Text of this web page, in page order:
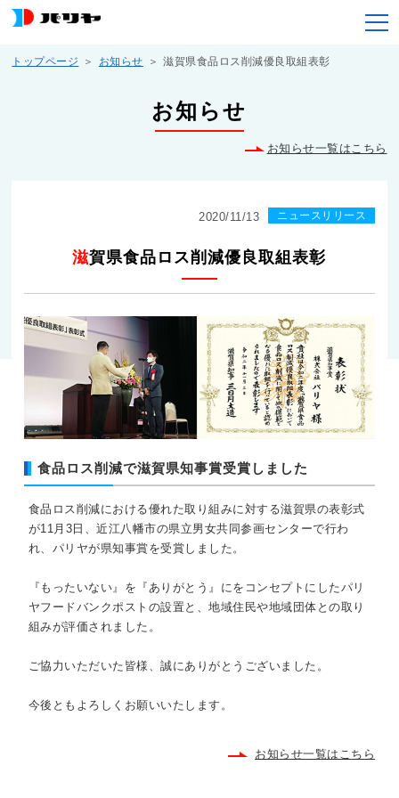
トップページ お知らせ 滋賀県食品ロス削減優良取組表彰
お知らせ
お知らせ一覧はこちら
ニュースリリース
2020/11/13
滋賀県食品ロス削減優良取組表彰
食品ロス削減で滋賀県知事賞受賞しました
食品ロス削減における優れた取り組みに対する滋賀県の表彰式
が11月3日、近江八幡市の県立男女共同参画センターで行わ
れ、パリヤが県知事賞を受賞しました。
『もったいない』を『ありがとう』にをコンセプトにしたパリ
ヤフードバンクポストの設置と、地域住民や地域団体との取り
組みが評価されました。
ご協力いただいた皆様、誠にありがとうございました。
今後ともよろしくお願いいたします。
お知らせ一覧はこちら